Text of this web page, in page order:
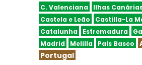
C. Valenciana
Ilhas
Castela e Leão
Castilla-La
Catalunha
Estremadura
Madrid
Melilla País Basco
Portugal